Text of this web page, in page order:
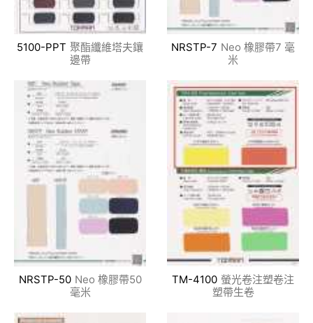
5100-PPT 聚酯纖維塔夫鑲
邊帶
NRSTP-7 Neo 橡膠帶7 毫
米
NRSTP-50 Neo 橡膠帶50
毫米
TM-4100 螢光卷注塑卷注
塑帶生卷